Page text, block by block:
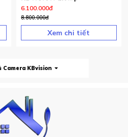
6.100.000đ
8.800.000đ
Xem chi tiết
Camera KBvision